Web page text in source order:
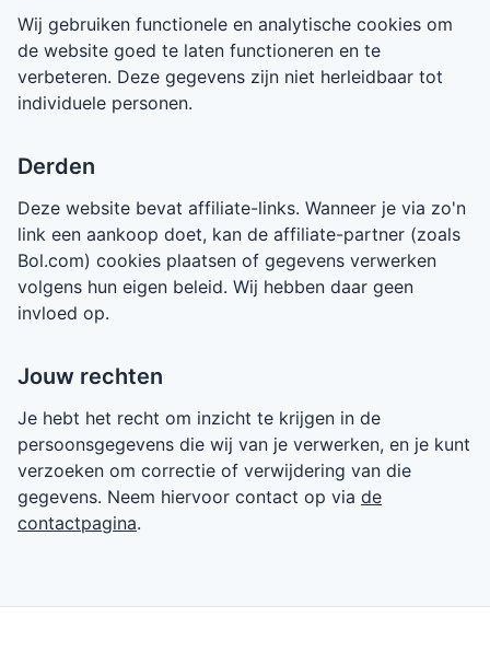
Wij gebruiken functionele en analytische cookies om
de website goed te laten functioneren en te
verbeteren. Deze gegevens zijn niet herleidbaar tot
individuele personen.
Derden
Deze website bevat affiliate-links. Wanneer je via zo'n
link een aankoop doet, kan de affiliate-partner (zoals
Bol.com) cookies plaatsen of gegevens verwerken
volgens hun eigen beleid. Wij hebben daar geen
invloed op.
Jouw rechten
Je hebt het recht om inzicht te krijgen in de
persoonsgegevens die wij van je verwerken, en je kunt
verzoeken om correctie of verwijdering van die
gegevens. Neem hiervoor contact op via de
contactpagina.